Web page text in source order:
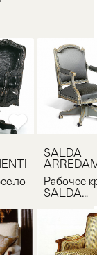
SALDA
Рабочее
SALDA
D/19 GIR